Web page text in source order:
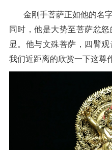
金刚手菩萨正如他的名
同时，他是大势至菩萨忿
显。他与文殊菩萨，四臂
我们近距离的欣赏一下这尊